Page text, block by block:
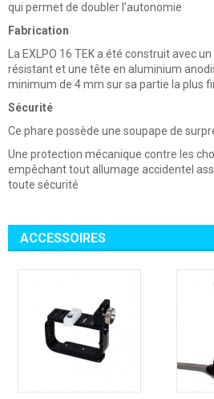
qui permet de doubler l’autonomie
Fabrication
La EXLPO 16 TEK a été construit avec
résistant et une tête en aluminium
minimum de 4 mm sur sa partie la plus
Sécurité
Ce phare possède une soupape de
Une protection mécanique contre les
empêchant tout allumage accidentel
toute sécurité
ACCESSOIRES